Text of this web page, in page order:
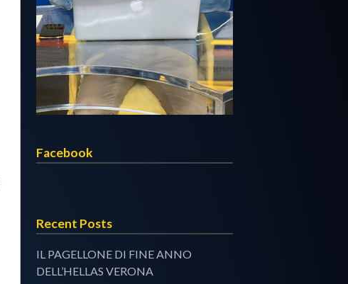
Facebook
Recent Posts
IL PAGELLONE DI FINE ANNO
DELL’HELLAS VERONA